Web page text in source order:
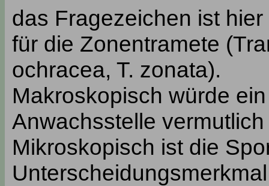
das Fragezeichen ist
für die Zonentramete
ochracea, T. zonata).
Makroskopisch würde
Anwachsstelle
Mikroskopisch ist die